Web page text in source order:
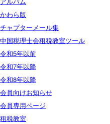
かわら版
チャプターメール集
中国税理士会租税教室ツール
令和5年以前
令和7年以降
令和8年以降
会員向けお知らせ
会員専用ページ
租税教室